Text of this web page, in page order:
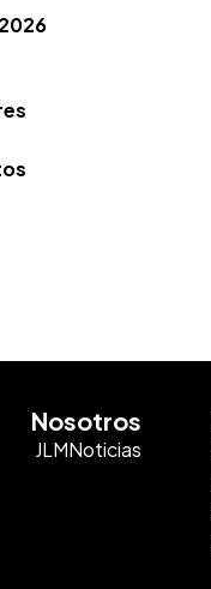
Nosotros
JLMNoticias